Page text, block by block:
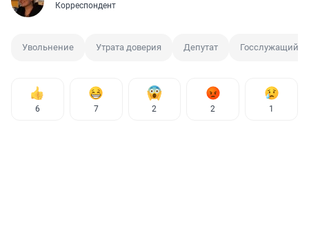
Корреспондент
Увольнение Утрата доверия Депутат Госслужащий
6 7 2 2 1